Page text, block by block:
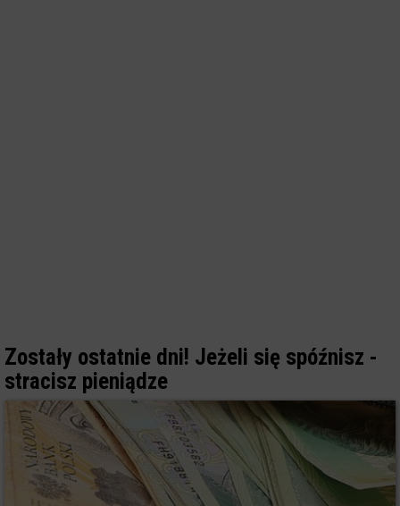
Zostały ostatnie dni! Jeżeli się spóźnisz -
stracisz pieniądze